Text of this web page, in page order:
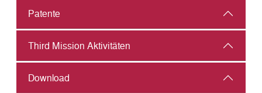
Patente
Third Mission Aktivitäten
Download